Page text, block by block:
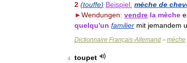
2 (touffe) Beispiel: mèche de
►Wendungen: vendre la mèche
quelqu'un familier mit jemandem
Dictionnaire Français-Allemand > mèche
4
toupet